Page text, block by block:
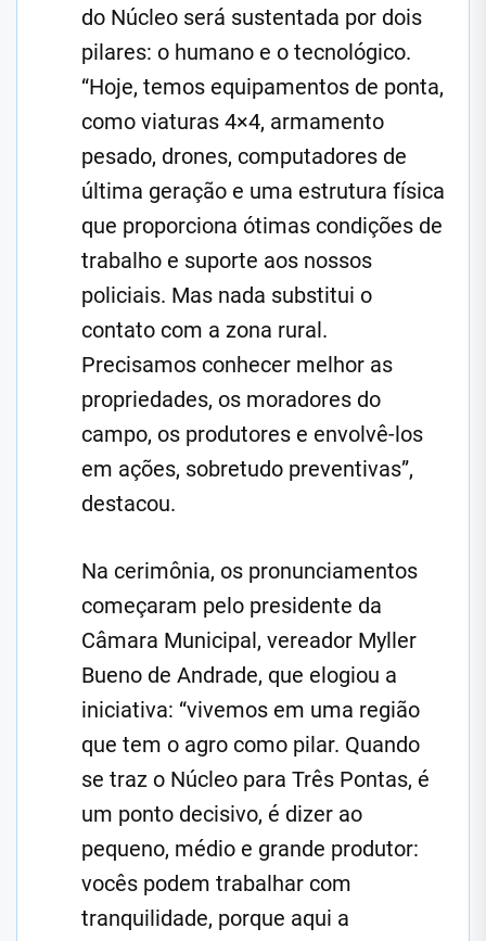
do Núcleo será sustentada por dois
pilares: o humano e o tecnológico.
“Hoje, temos equipamentos de ponta,
como viaturas 4×4, armamento
pesado, drones, computadores de
última geração e uma estrutura física
que proporciona ótimas condições de
trabalho e suporte aos nossos
policiais. Mas nada substitui o
contato com a zona rural.
Precisamos conhecer melhor as
propriedades, os moradores do
campo, os produtores e envolvê-los
em ações, sobretudo preventivas”,
destacou.
Na cerimônia, os pronunciamentos
começaram pelo presidente da
Câmara Municipal, vereador Myller
Bueno de Andrade, que elogiou a
iniciativa: “vivemos em uma região
que tem o agro como pilar. Quando
se traz o Núcleo para Três Pontas, é
um ponto decisivo, é dizer ao
pequeno, médio e grande produtor:
vocês podem trabalhar com
tranquilidade, porque aqui a